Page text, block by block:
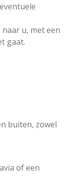
u, met een
gaat.
buiten, zowel
of een